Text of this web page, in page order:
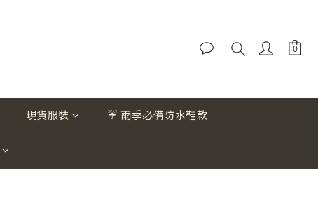
現貨服裝 ☔ 雨季必備防水鞋款